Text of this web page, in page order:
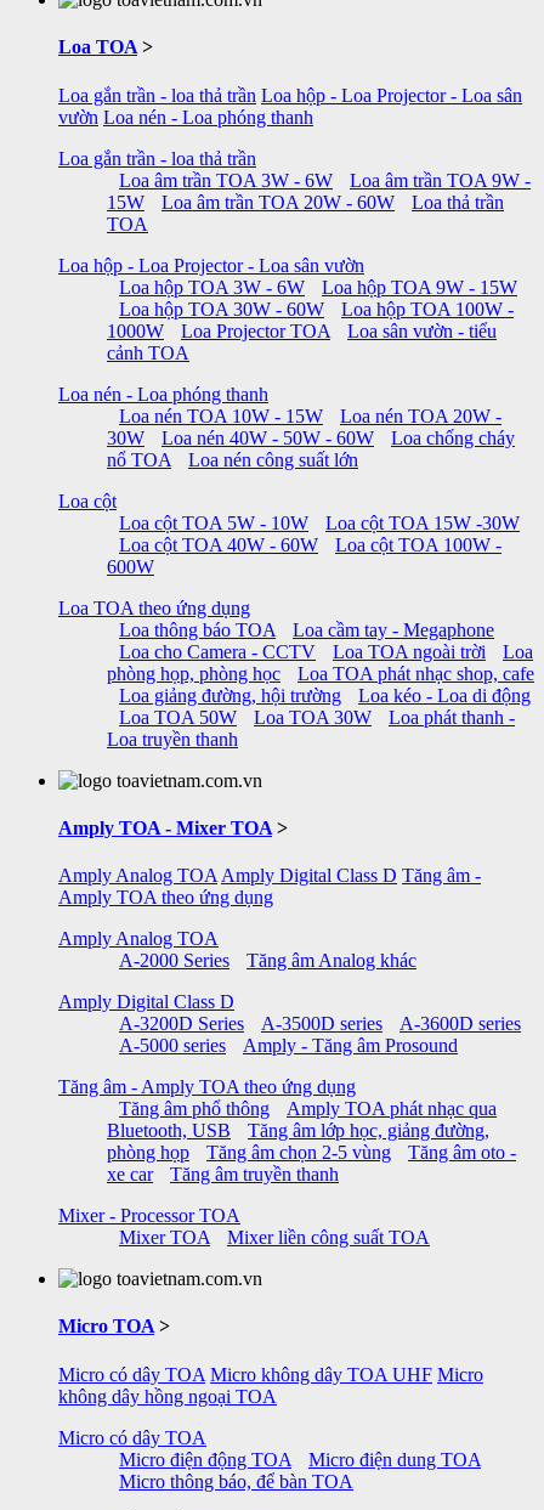
Loa TOA >
Loa gắn trần - loa thả trần Loa hộp - Loa Projector - Loa sân
vườn Loa nén - Loa phóng thanh
Loa gắn trần - loa thả trần
Loa âm trần TOA 3W - 6W
Loa âm trần TOA 9W -
15W
Loa âm trần TOA 20W - 60W
Loa thả trần
TOA
Loa hộp - Loa Projector - Loa sân vườn
Loa hộp TOA 3W - 6W
Loa hộp TOA 9W - 15W
Loa hộp TOA 30W - 60W
Loa hộp TOA 100W -
1000W
Loa Projector TOA
Loa sân vườn - tiểu
cảnh TOA
Loa nén - Loa phóng thanh
Loa nén TOA 10W - 15W
Loa nén TOA 20W -
30W
Loa nén 40W - 50W - 60W
Loa chống cháy
nổ TOA
Loa nén công suất lớn
Loa cột
Loa cột TOA 5W - 10W
Loa cột TOA 15W -30W
Loa cột TOA 40W - 60W
Loa cột TOA 100W -
600W
Loa TOA theo ứng dụng
Loa thông báo TOA
Loa cầm tay - Megaphone
Loa cho Camera - CCTV
Loa TOA ngoài trời
Loa
phòng họp, phòng học
Loa TOA phát nhạc shop, cafe
Loa giảng đường, hội trường
Loa kéo - Loa di động
Loa TOA 50W
Loa TOA 30W
Loa phát thanh -
Loa truyền thanh
Amply TOA - Mixer TOA >
Amply Analog TOA Amply Digital Class D Tăng âm -
Amply TOA theo ứng dụng
Amply Analog TOA
A-2000 Series
Tăng âm Analog khác
Amply Digital Class D
A-3200D Series
A-3500D series
A-3600D series
A-5000 series
Amply - Tăng âm Prosound
Tăng âm - Amply TOA theo ứng dụng
Tăng âm phổ thông
Amply TOA phát nhạc qua
Bluetooth, USB
Tăng âm lớp học, giảng đường,
phòng họp
Tăng âm chọn 2-5 vùng
Tăng âm oto -
xe car
Tăng âm truyền thanh
Mixer - Processor TOA
Mixer TOA
Mixer liền công suất TOA
Micro TOA >
Micro có dây TOA Micro không dây TOA UHF Micro
không dây hồng ngoại TOA
Micro có dây TOA
Micro điện động TOA
Micro điện dung TOA
Micro thông báo, để bàn TOA